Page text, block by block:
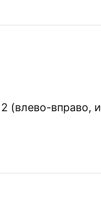
(влево-вправо, и